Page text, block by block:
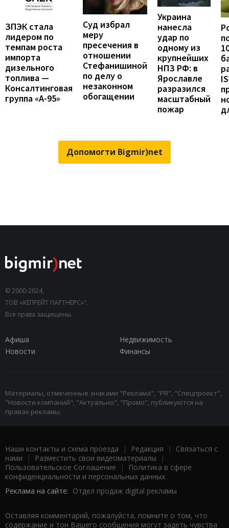
ЗПЭК стала
лидером по
темпам роста
импорта
дизельного
топлива —
Консалтинговая
группа «А-95»
Суд избрал
меру
пресечения в
отношении
Стефанишиной
по делу о
незаконном
обогащении
Украина
нанесла
удар по
одному из
крупнейших
НПЗ РФ: в
Ярославле
разразился
масштабный
пожар
Допомогти Bigmir)net
© 2000-2024,
ТОВ «КЕПРЕЙТ ПАРТНЕРС»".
Все права защищены.
Афиша
Недвижимость
Новости
Финансы
Материалы, отмеченные знаками "Реклама", "PR", "Спецпроект",
"Новости компаний", "Актуально", "Промо", публикуются на
правах рекламы.
Наши контакты и схема проезда | Редакция | Связаться с
нами | Разместить свои видеоматериалы |
Пользовательское Соглашение |
Политика в сфере
конфиденциальности и персональных данных
Реклама на сайте: Отдел продаж digital рекламы
Оставляя комментарий, пожалуйста, помните о том, что
содержание и тон Вашего сообщения могут задеть чувства